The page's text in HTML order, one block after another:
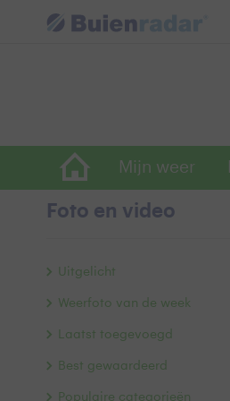
Mijn weer
Foto en video
Uitgelicht
Weerfoto van de week
Laatst toegevoegd
Best gewaardeerd
Populaire categorieën